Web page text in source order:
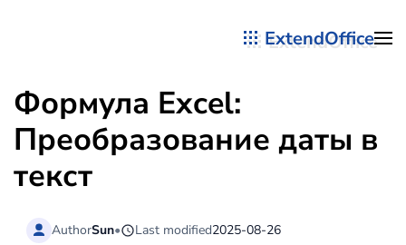
ExtendOffice
Формула Excel:
Преобразование даты в
текст
AuthorSun• Last modified2025-08-26